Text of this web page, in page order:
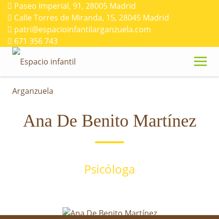
Skip
content
Paseo Imperial, 91, 28005 Madrid
Calle Torres de Miranda, 15, 28045 Madrid
patri@espacioinfantilarganzuela.com
671 356 743
Ana De Benito Martínez
Psicóloga